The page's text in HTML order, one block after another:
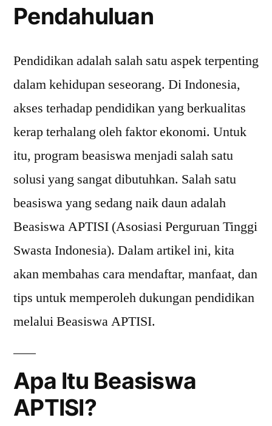
Pendahuluan
Pendidikan adalah salah satu aspek terpenting
dalam kehidupan seseorang. Di Indonesia,
akses terhadap pendidikan yang berkualitas
kerap terhalang oleh faktor ekonomi. Untuk
itu, program beasiswa menjadi salah satu
solusi yang sangat dibutuhkan. Salah satu
beasiswa yang sedang naik daun adalah
Beasiswa APTISI (Asosiasi Perguruan Tinggi
Swasta Indonesia). Dalam artikel ini, kita
akan membahas cara mendaftar, manfaat, dan
tips untuk memperoleh dukungan pendidikan
melalui Beasiswa APTISI.
Apa Itu Beasiswa
APTISI?